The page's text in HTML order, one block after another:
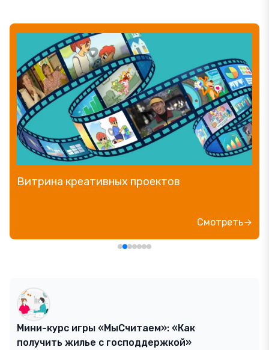
Витрина креативных проектов
Смотреть→
Мини-курс игры «МыСчитаем»: «Как
получить жилье с господдержкой»